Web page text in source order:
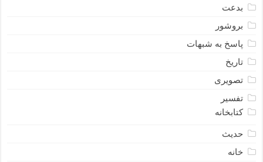
بدعت
بروشور
پاسخ به شبهات
تاریخ
تصویری
تفسیر
کتابخانه
حدیث
خانه